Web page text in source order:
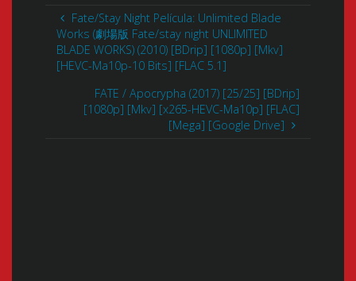
Fate/Stay Night Película: Unlimited Blade
Works (劇場版 Fate/stay night UNLIMITED
BLADE WORKS) (2010) [BDrip] [1080p] [Mkv]
[HEVC-Ma10p-10 Bits] [FLAC 5.1]
FATE / Apocrypha (2017) [25/25] [BDrip]
[1080p] [Mkv] [x265-HEVC-Ma10p] [FLAC]
[Mega] [Google Drive]